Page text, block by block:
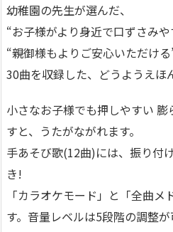
幼稚園の先生が選んだ、
“お子様がより身近で口ずさみや
“親御様もよりご安心いただける
30曲を収録した、どうようえほ
小さなお子様でも押しやすい
すと、うたがながれます。
手あそび歌(12曲)には、振り付
き!
「カラオケモード」と「全曲
す。音量レベルは5段階の調整が